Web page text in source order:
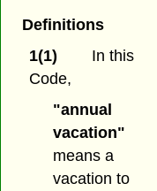
Definitions
1(1)
In this
Code,
"annual
vacation"
means a
vacation to